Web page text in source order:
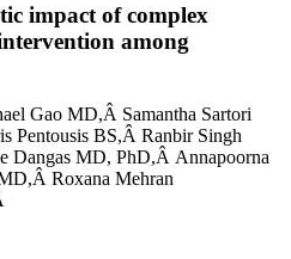
impact of complex
among
Gao MD,Â Samantha Sartori
Pentousis BS,Â Ranbir Singh
Dangas MD, PhD,Â Annapoorna
Roxana Mehran